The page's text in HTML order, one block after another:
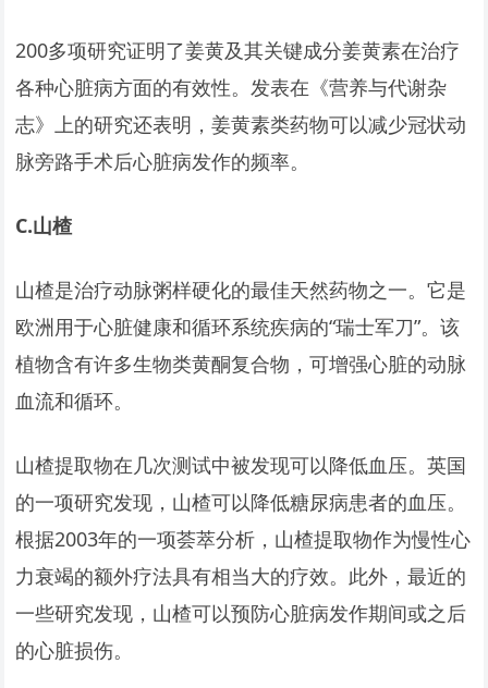
200多项研究证明了姜黄及其关键成分姜黄素在治疗
各种心脏病方面的有效性。发表在《营养与代谢杂
志》上的研究还表明，姜黄素类药物可以减少冠状动
脉旁路手术后心脏病发作的频率。
C.山楂
山楂是治疗动脉粥样硬化的最佳天然药物之一。它是
欧洲用于心脏健康和循环系统疾病的“瑞士军刀”。该
植物含有许多生物类黄酮复合物，可增强心脏的动脉
血流和循环。
山楂提取物在几次测试中被发现可以降低血压。英国
的一项研究发现，山楂可以降低糖尿病患者的血压。
根据2003年的一项荟萃分析，山楂提取物作为慢性心
力衰竭的额外疗法具有相当大的疗效。此外，最近的
一些研究发现，山楂可以预防心脏病发作期间或之后
的心脏损伤。